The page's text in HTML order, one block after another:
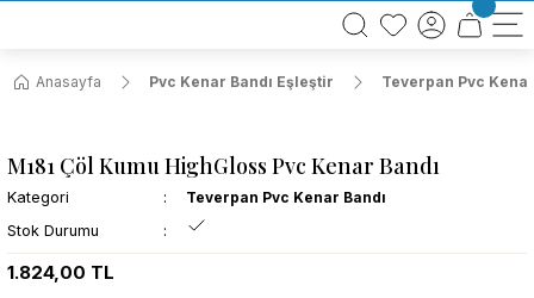
BÜTÜN ALIŞVERİŞLERİNİZDE KARGO BEDAVA!
TÜRKİYE GENELİNDE 10.000 MÜŞTERİ REFERANSI
Anasayfa
Pvc Kenar Bandı Eşleştir Teverpan Pvc Kenar
M181 Çöl Kumu HighGloss Pvc Kenar Bandı
Kategori
Teverpan Pvc Kenar Bandı
Stok Durumu
1.824,00 TL